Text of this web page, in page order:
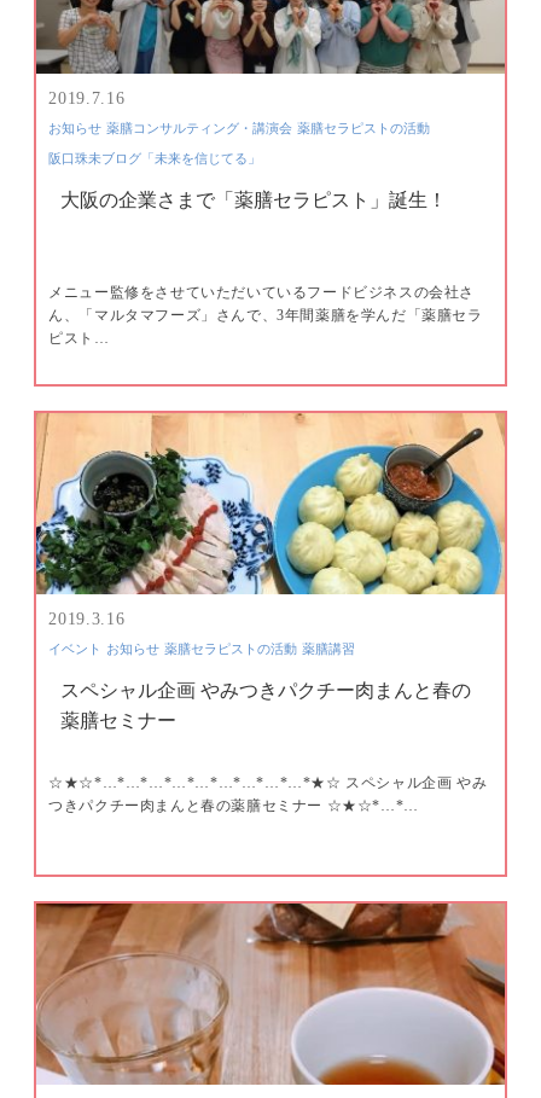
2019.7.16
お知らせ 薬膳コンサルティング・講演会 薬膳セラピストの活動
阪口珠未ブログ「未来を信じてる」
大阪の企業さまで「薬膳セラピスト」誕生！
メニュー監修をさせていただいているフードビジネスの会社さ
ん、「マルタマフーズ」さんで、3年間薬膳を学んだ「薬膳セラ
ピスト…
2019.3.16
イベント お知らせ 薬膳セラピストの活動 薬膳講習
スペシャル企画 やみつきパクチー肉まんと春の
薬膳セミナー
☆★☆*…*…*…*…*…*…*…*…*…*★☆ スペシャル企画 やみ
つきパクチー肉まんと春の薬膳セミナー ☆★☆*…*…